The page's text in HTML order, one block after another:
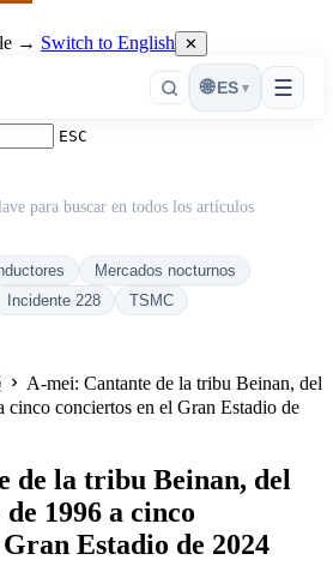
→ Switch to English ✕
☰
🌐 ES ▾
ESC
para buscar en todos los artículos
Mercados nocturnos
Incidente 228
TSMC
A-mei: Cantante de la tribu Beinan, del
cinco conciertos en el Gran Estadio de
de la tribu Beinan, del
1996 a cinco
Estadio de 2024